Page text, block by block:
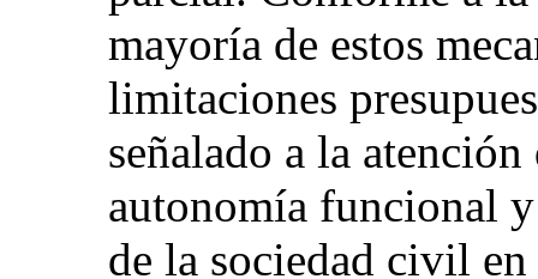
mayoría de estos
limitaciones
señalado a la
autonomía funcional
de la sociedad civil